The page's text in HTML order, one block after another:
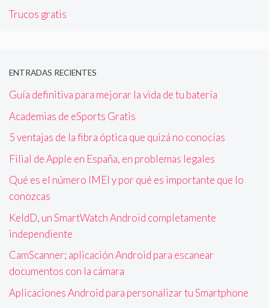
Trucos gratis
ENTRADAS RECIENTES
Guía definitiva para mejorar la vida de tu batería
Academias de eSports Gratis
5 ventajas de la fibra óptica que quizá no conocías
Filial de Apple en España, en problemas legales
Qué es el número IMEI y por qué es importante que lo
conozcas
KeldD, un SmartWatch Android completamente
independiente
CamScanner; aplicación Android para escanear
documentos con la cámara
Aplicaciones Android para personalizar tu Smartphone